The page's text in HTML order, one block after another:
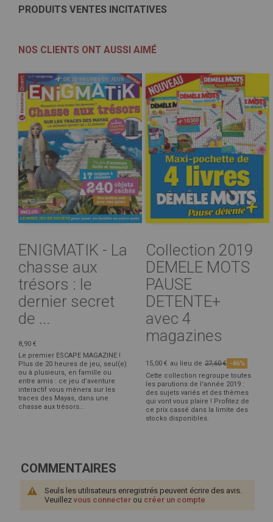
PRODUITS VENTES INCITATIVES
NOS CLIENTS ONT AUSSI AIMÉ
ENIGMATIK - La
chasse aux
trésors : le
dernier secret
de ...
8,90 €
Le premier ESCAPE MAGAZINE !
Plus de 20 heures de jeu, seul(e)
ou à plusieurs, en famille ou
entre amis : ce jeu d’aventure
interactif vous mènera sur les
traces des Mayas, dans une
chasse aux trésors...
Collection 2019
DEMELE MOTS
PAUSE
DETENTE+
avec 4
magazines
15,00 € au lieu de 27,60 € -46%
Cette collection regroupe toutes
les parutions de l'année 2019 :
des sujets variés et des thèmes
qui vont vous plaire ! Profitez de
ce prix cassé dans la limite des
stocks disponibles.
COMMENTAIRES
Seuls les utilisateurs enregistrés peuvent écrire des avis.
Veuillez vous connecter ou créer un compte